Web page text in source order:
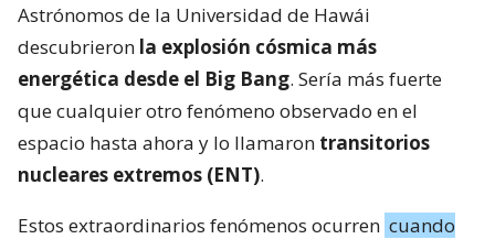
Astrónomos de la Universidad de Hawái
descubrieron la explosión cósmica más
energética desde el Big Bang. Sería más fuerte
que cualquier otro fenómeno observado en el
espacio hasta ahora y lo llamaron transitorios
nucleares extremos (ENT).
Estos extraordinarios fenómenos ocurren cuando